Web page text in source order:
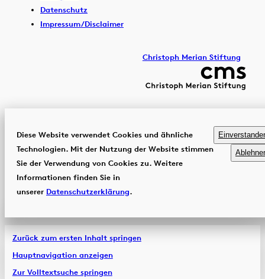
Datenschutz
Impressum/Disclaimer
Christoph Merian Stiftung
Diese Website verwendet Cookies und ähnliche
Technologien. Mit der Nutzung der Website stimmen
Sie der Verwendung von Cookies zu. Weitere
Informationen finden Sie in
unserer Datenschutzerklärung.
Zurück zum ersten Inhalt springen
Hauptnavigation anzeigen
Zur Volltextsuche springen